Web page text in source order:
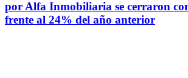
por Alfa Inmobiliaria se cerraron
frente al 24% del año anterior